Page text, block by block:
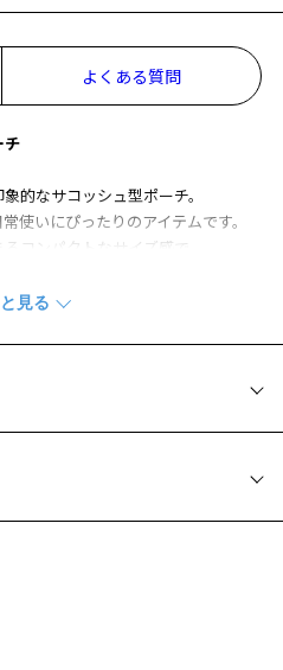
よくある質問
チ
的なサコッシュ型ポーチ。
使いにぴったりのアイテムです。
コンパクトなサイズ感で、
ントとなり、シンプルながら程よ
計料金を知りたい方へ